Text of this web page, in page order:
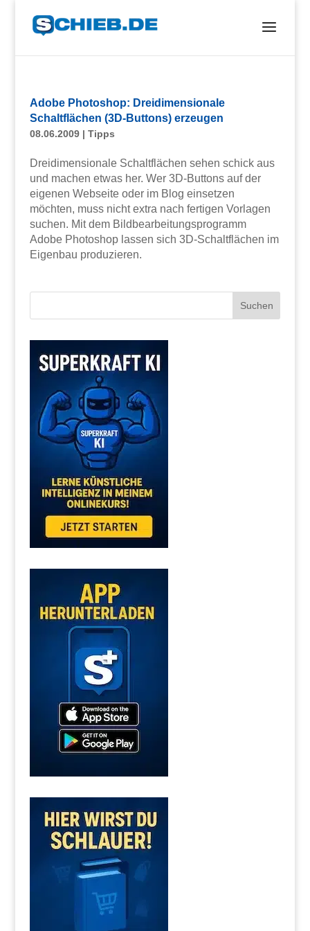
Adobe Photoshop: Dreidimensionale
Schaltflächen (3D-Buttons) erzeugen
08.06.2009| Tipps
Dreidimensionale Schaltflächen sehen schick aus
und machen etwas her. Wer 3D-Buttons auf der
eigenen Webseite oder im Blog einsetzen
möchten, muss nicht extra nach fertigen Vorlagen
suchen. Mit dem Bildbearbeitungsprogramm
Adobe Photoshop lassen sich 3D-Schaltflächen im
Eigenbau produzieren.